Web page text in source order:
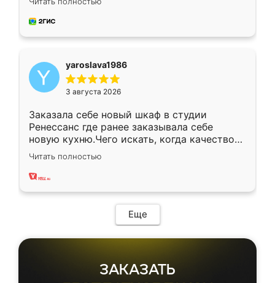
довольны работой. Спасибо Ренессанс
мебель за качественную работу!
yaroslava1986
3 августа 2026
Заказала себе новый шкаф в студии
Ренессанс где ранее заказывала себе
новую кухню.Чего искать, когда качеством
вполне довольна. Служит кухня уже почти
два года, нареканий нет.
Читать полностью
Еще
ЗАКАЗАТЬ